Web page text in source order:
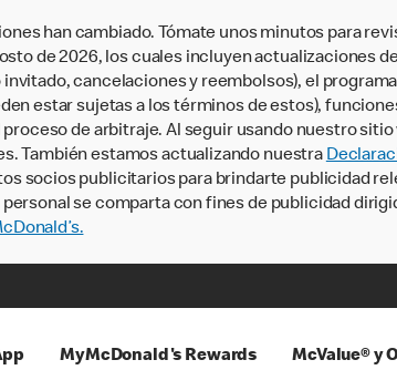
han cambiado. Tómate unos minutos para
de 2026, los cuales incluyen actualizaciones
cancelaciones y reembolsos), el
estar sujetas a los términos de estos),
de arbitraje. Al seguir usando nuestro
También estamos actualizando nuestra
socios publicitarios para brindarte publicidad
se comparta con fines de publicidad
MyMcDonald's Rewards McValue® y